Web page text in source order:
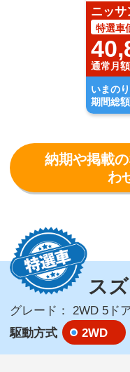
ニッサ
特選車
通常月
いまの
期間総額
納期や掲載
わ
ス
グレード： 2WD 5ド
駆動方式
2WD